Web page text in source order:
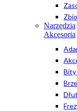
Narzędzia
Akcesoria
Bity